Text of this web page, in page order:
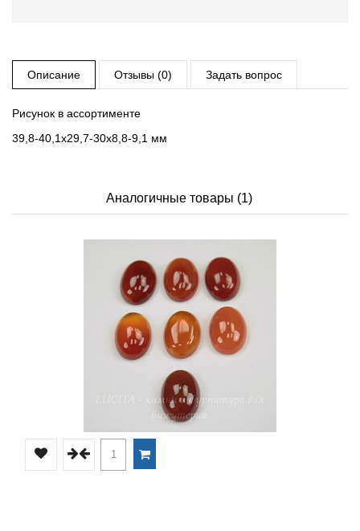
Описание Отзывы (0) Задать вопрос
Рисунок в ассортименте
39,8-40,1х29,7-30х8,8-9,1 мм
Аналогичные товары (1)